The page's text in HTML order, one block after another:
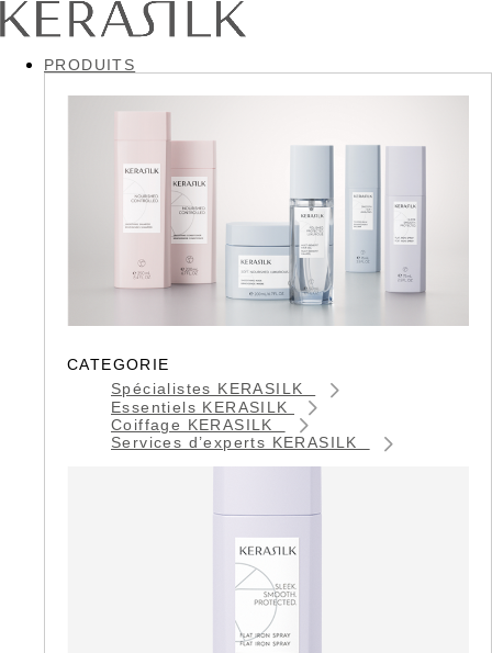
PRODUITS
CATEGORIE
Spécialistes KERASILK
Essentiels KERASILK
Coiffage KERASILK
Services d’experts KERASILK